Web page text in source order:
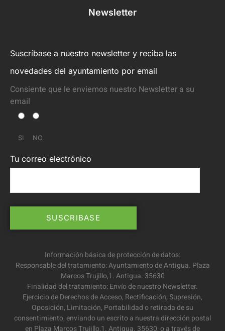
Newsletter
Suscríbase a nuestro newsletter y reciba las
novedades del ayuntamiento por email
Consiente que le enviemos nuestro Newsletter a su
email
SI NO
Tu correo electrónico
Información básica de protección de datos:
Responsable del tratamiento: Ayuntamiento de Antigua. Plaza
Marcos Trujillo,1. Antigua. 35630
Finalidad del tratamiento: Envío de nuestro Newsletter.
Ejercicio de Derechos de Acceso, Rectificación, Supresión,
Oposición, Limitación, Portabilidad o retirada de su
consentimiento, enviando un escrito a nuestra dirección postal
en Plaza Marcos Trujillo,1. Antigua. 35630, o a través de